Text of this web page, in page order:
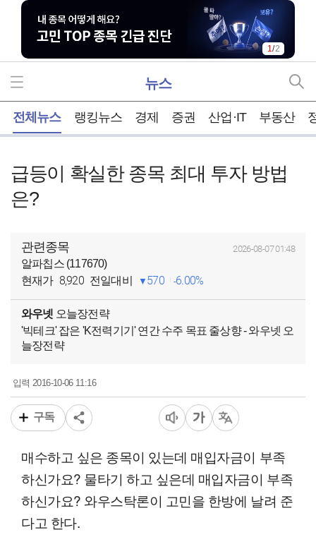
1/2
뉴스
전체뉴스 랭킹뉴스 경제 증권 산업·IT 부동산
급등이 확실한 종목 최대 투자 방법
은?
관련종목 2026-08-07 01:48
알파칩스 (117670)
현재가 8,920 전일대비 570 6.00%
와우넷 오늘장전략
'빅테크' 잡은 'K전력기기' 연간 수주 목표 줄상향 - 와우넷 오
늘장전략
입력 2016-10-06 11:16
구독
매수하고 싶은 종목이 있는데 매입자금이 부족
하신가요? 물타기 하고 싶은데 매입자금이 부족
하신가요? 와우스탁론이 고민을 한방에 날려 준
다고 한다.